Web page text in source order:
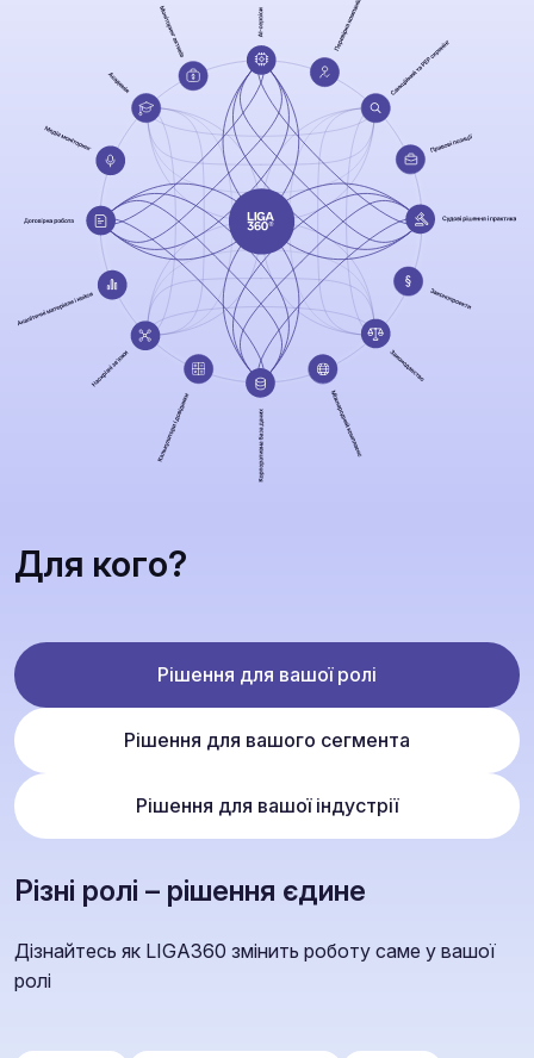
Для кого?
Рішення для вашої ролі
Рішення для вашого сегмента
Рішення для вашої індустрії
Різні ролі – рішення єдине
Дізнайтесь як LIGA360 змінить роботу саме у вашої
ролі